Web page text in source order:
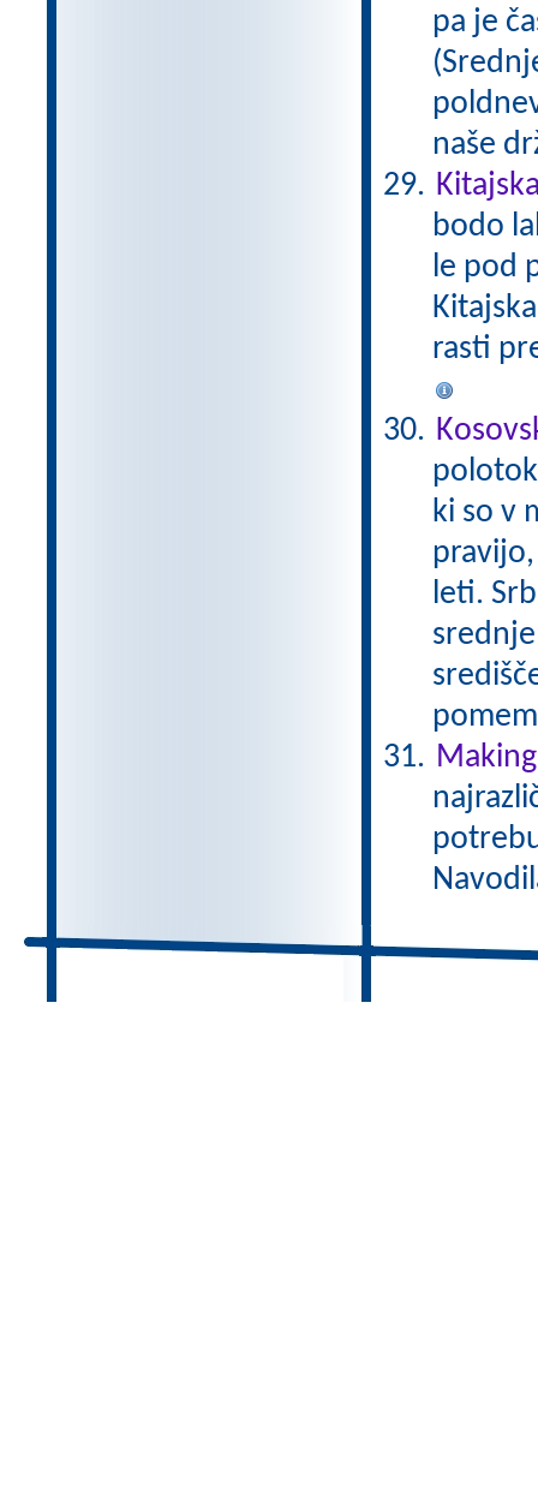
pa je
naše
bodo
le pod
rasti
ki so v
leti.